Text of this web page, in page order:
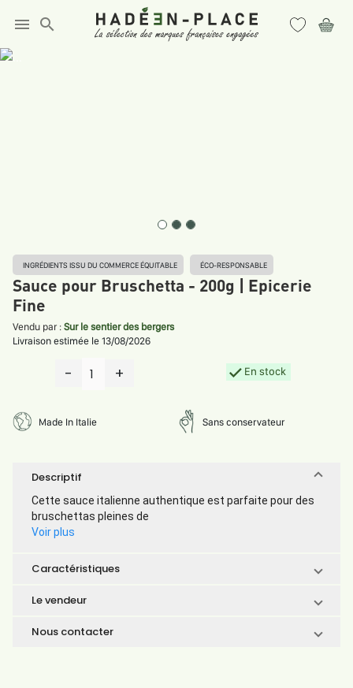
menu search
INGRÉDIENTS ISSU DU COMMERCE ÉQUITABLE ÉCO-RESPONSABLE
Sauce pour Bruschetta - 200g | Epicerie
Fine
Vendu par : Sur le sentier des bergers
Livraison estimée le 13/08/2026
Made In Italie Sans conservateur
- 1 + En stock
Descriptif
Cette sauce italienne authentique est parfaite pour des
bruschettas pleines de
Voir plus
Caractéristiques
Le vendeur
Nous contacter